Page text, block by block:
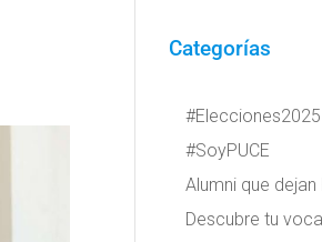
Categorías
#Elecciones2025
#SoyPUCE
Alumni que dejan
Descubre tu